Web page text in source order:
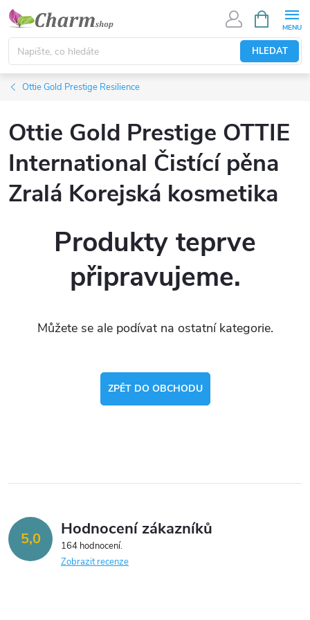
Přejít
obsah
HLEDAT
NÁKUPNÍ
KOŠÍK
Ottie Gold Prestige Resilience
Ottie Gold Prestige OTTIE
International Čistící pěna
Zralá Korejská kosmetika
Produkty teprve
připravujeme.
Můžete se ale podívat na ostatní kategorie.
ZPĚT DO OBCHODU
5,0 Hodnocení zákazníků
164 hodnocení
Zobrazit recenze